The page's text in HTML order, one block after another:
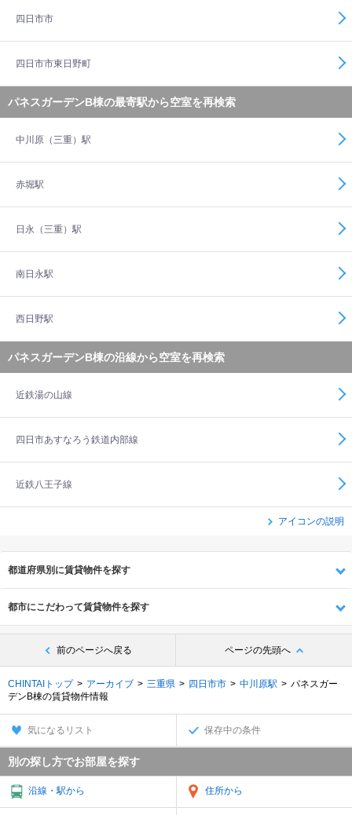
四日市市
四日市市東日野町
パネスガーデンB棟の最寄駅から空室を再検索
中川原（三重）駅
赤堀駅
日永（三重）駅
南日永駅
西日野駅
パネスガーデンB棟の沿線から空室を再検索
近鉄湯の山線
四日市あすなろう鉄道内部線
近鉄八王子線
アイコンの説明
都道府県別に賃貸物件を探す
都市にこだわって賃貸物件を探す
前のページへ戻る ページの先頭へ
CHINTAIトップ アーカイブ 三重県 四日市市 中川原駅
パネスガー
デンB棟の賃貸物件情報
気になるリスト 保存中の条件
別の探し方でお部屋を探す
沿線・駅から 住所から